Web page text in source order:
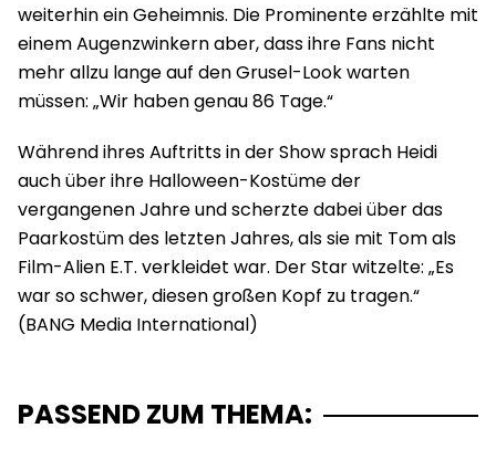
weiterhin ein Geheimnis. Die Prominente erzählte mit
einem Augenzwinkern aber, dass ihre Fans nicht
mehr allzu lange auf den Grusel-Look warten
müssen: „Wir haben genau 86 Tage.“
Während ihres Auftritts in der Show sprach Heidi
auch über ihre Halloween-Kostüme der
vergangenen Jahre und scherzte dabei über das
Paarkostüm des letzten Jahres, als sie mit Tom als
Film-Alien E.T. verkleidet war. Der Star witzelte: „Es
war so schwer, diesen großen Kopf zu tragen.“
PASSEND ZUM THEMA: